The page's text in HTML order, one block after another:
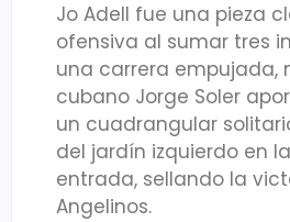
Jo Adell fue una pieza
ofensiva al sumar tres
una carrera empujada,
cubano Jorge Soler
un cuadrangular
del jardín izquierdo en
entrada, sellando la
Angelinos.